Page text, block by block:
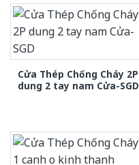
Cửa Thép Chống Cháy 2P
dung 2 tay nam Cửa-SGD